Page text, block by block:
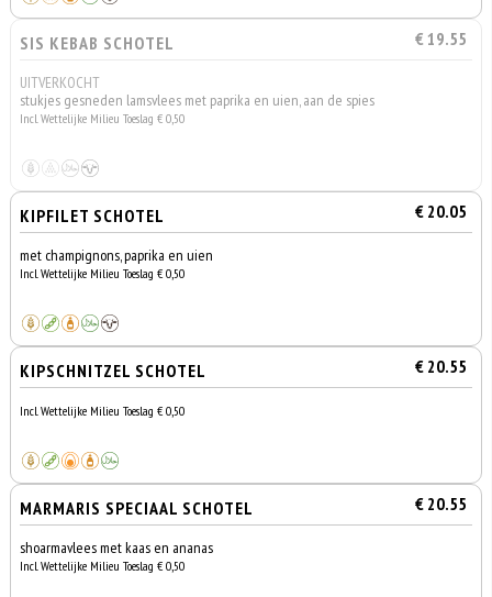
SIS KEBAB SCHOTEL € 19.55
UITVERKOCHT
stukjes gesneden lamsvlees met paprika en uien, aan de spies
Incl. Wettelijke Milieu Toeslag € 0,50
KIPFILET SCHOTEL € 20.05
met champignons, paprika en uien
Incl. Wettelijke Milieu Toeslag € 0,50
KIPSCHNITZEL SCHOTEL € 20.55
Incl. Wettelijke Milieu Toeslag € 0,50
MARMARIS SPECIAAL SCHOTEL € 20.55
shoarmavlees met kaas en ananas
Incl. Wettelijke Milieu Toeslag € 0,50